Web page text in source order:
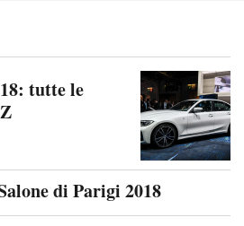
tutte le
di Parigi 2018